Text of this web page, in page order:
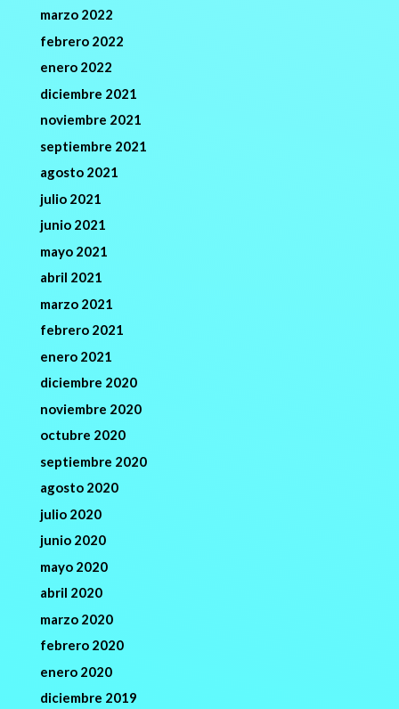
marzo 2022
febrero 2022
enero 2022
diciembre 2021
noviembre 2021
septiembre 2021
agosto 2021
julio 2021
junio 2021
mayo 2021
abril 2021
marzo 2021
febrero 2021
enero 2021
diciembre 2020
noviembre 2020
octubre 2020
septiembre 2020
agosto 2020
julio 2020
junio 2020
mayo 2020
abril 2020
marzo 2020
febrero 2020
enero 2020
diciembre 2019